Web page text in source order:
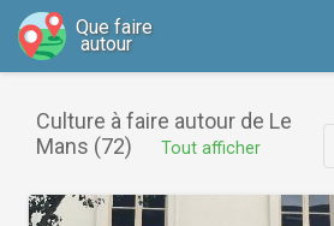
Que faire
autour
Culture à faire autour de Le
Mans (72)
Tout afficher